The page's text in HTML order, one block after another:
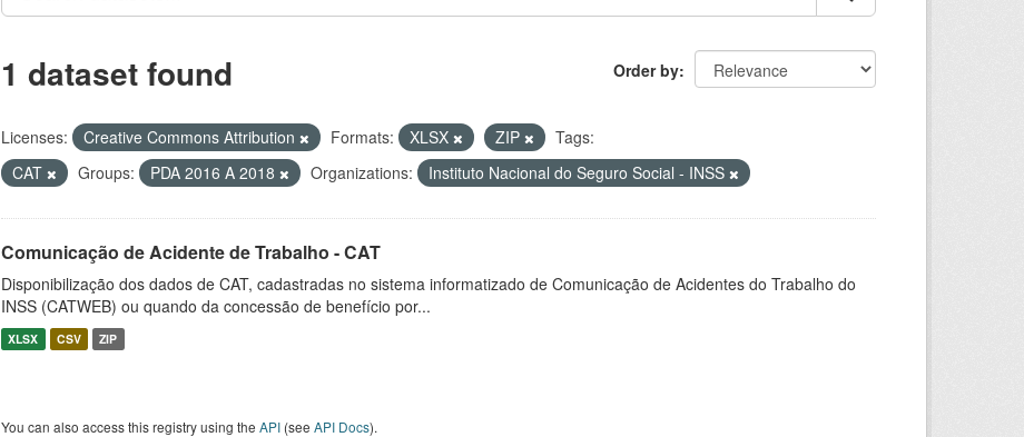
Order by
1 dataset found
Licenses: Creative Commons Attribution Formats: XLSX ZIP
Tags:
CAT
Groups: PDA 2016 A 2018 Organizations: Instituto Nacional do Seguro Social - INSS
Comunicação de Acidente de Trabalho - CAT
Disponibilização dos dados de CAT, cadastradas no sistema informatizado de Comunicação de Acidentes do Trabalho do
INSS (CATWEB) ou quando da concessão de benefício por...
XLSX CSV ZIP
You can also access this registry using the API (see API Docs).